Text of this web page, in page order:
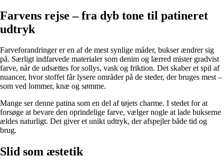
Farvens rejse – fra dyb tone til patineret
udtryk
Farveforandringer er en af de mest synlige måder, bukser ændrer sig
på. Særligt indfarvede materialer som denim og lærred mister gradvist
farve, når de udsættes for sollys, vask og friktion. Det skaber et spil af
nuancer, hvor stoffet får lysere områder på de steder, der bruges mest –
som ved lommer, knæ og sømme.
Mange ser denne patina som en del af tøjets charme. I stedet for at
forsøge at bevare den oprindelige farve, vælger nogle at lade bukserne
ældes naturligt. Det giver et unikt udtryk, der afspejler både tid og
brug.
Slid som æstetik